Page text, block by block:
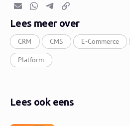
E-mailWhatsapp
TelegramKopieer link
Lees meer over
CRM CMS E-Commerce
Platform
Lees ook eens